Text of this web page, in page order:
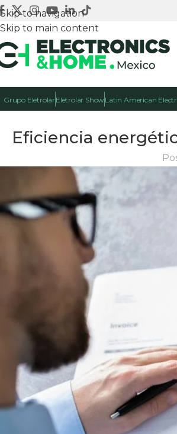
Skip to navigation
Skip to main content
Grupo EletrolarEletrolar ShowLatin American
Eficiencia